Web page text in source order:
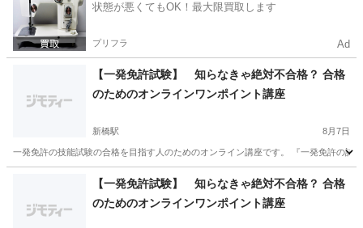
状態が悪くてもOK！最大限買取します
プリフラ Ad
【一発免許試験】 知らなきゃ絶対不合格？ 合格
のためのオンラインワンポイント講座
新橋駅 8月7日
一発免許の技能試験の合格を目指す人のためのオンライン講座です。 『一発免許の
新橋駅 その他 オンライン
【一発免許試験】 知らなきゃ絶対不合格？ 合格
のためのオンラインワンポイント講座